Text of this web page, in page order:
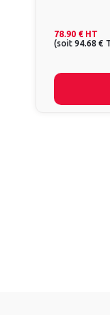
78.90 € HT
(soit 94.68 €